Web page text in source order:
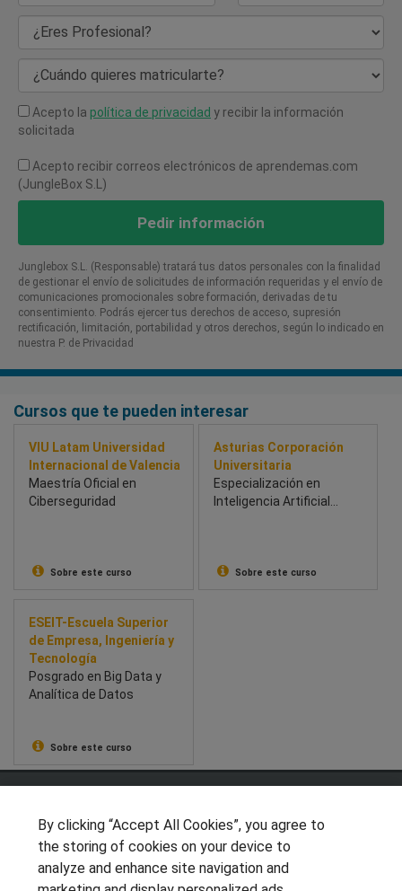
¿Eres Profesional?
¿Cuándo quieres matricularte?
Acepto la política de privacidad y recibir la información
solicitada
Acepto recibir correos electrónicos de aprendemas.com
(JungleBox S.L)
Pedir información
Junglebox S.L. (Responsable) tratará tus datos personales con la finalidad
de gestionar el envío de solicitudes de información requeridas y el envío de
comunicaciones promocionales sobre formación, derivadas de tu
consentimiento. Podrás ejercer tus derechos de acceso, supresión
rectificación, limitación, portabilidad y otros derechos, según lo indicado en
nuestra P. de Privacidad​
Cursos que te pueden interesar
VIU Latam Universidad
Internacional de Valencia
Maestría Oficial en
Ciberseguridad
Sobre este curso
Asturias Corporación
Universitaria
Especialización en
Inteligencia Artificial
Sobre este curso
ESEIT-Escuela Superior
de Empresa, Ingeniería y
Tecnología
Posgrado en Big Data y
Analítica de Datos
Sobre este curso
OTROS GRUPOS DE INTERES
By clicking “Accept All Cookies”, you agree to
the storing of cookies on your device to
analyze and enhance site navigation and